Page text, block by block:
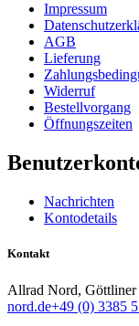
Impressum
AGB
Lieferung
Widerruf
Bestellvorgang
Öffnungszeiten
Nachrichten
Kontodetails
Kontakt
Allrad Nord, Göttliner
nord.de+49 (0) 3385